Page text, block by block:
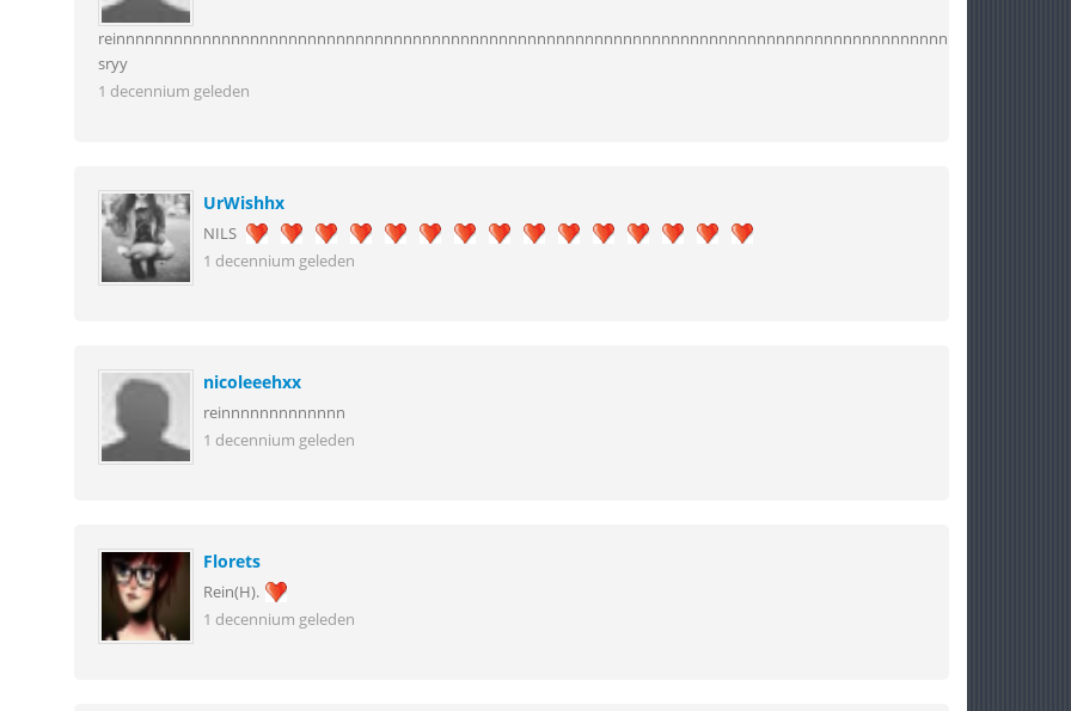
sryy
1 decennium geleden
UrWishhx
NILS
1 decennium geleden
nicoleeehxx
reinnnnnnnnnnnnn
1 decennium geleden
Florets
Rein(H).
1 decennium geleden